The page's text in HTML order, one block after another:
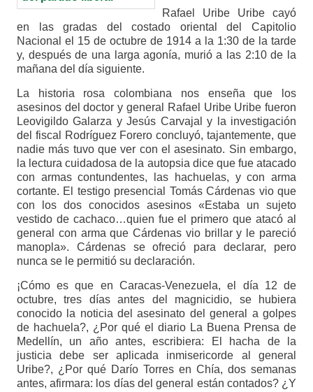
Rafael Uribe Uribe cayó
en las gradas del costado oriental del Capitolio
Nacional el 15 de octubre de 1914 a la 1:30 de la tarde
y, después de una larga agonía, murió a las 2:10 de la
mañana del día siguiente.
La historia rosa colombiana nos enseña que los
asesinos del doctor y general Rafael Uribe Uribe fueron
Leovigildo Galarza y Jesús Carvajal y la investigación
del fiscal Rodríguez Forero concluyó, tajantemente, que
nadie más tuvo que ver con el asesinato. Sin embargo,
la lectura cuidadosa de la autopsia dice que fue atacado
con armas contundentes, las hachuelas, y con arma
cortante. El testigo presencial Tomás Cárdenas vio que
con los dos conocidos asesinos «Estaba un sujeto
vestido de cachaco…quien fue el primero que atacó al
general con arma que Cárdenas vio brillar y le pareció
manopla». Cárdenas se ofreció para declarar, pero
nunca se le permitió su declaración.
¡Cómo es que en Caracas-Venezuela, el día 12 de
octubre, tres días antes del magnicidio, se hubiera
conocido la noticia del asesinato del general a golpes
de hachuela?, ¿Por qué el diario La Buena Prensa de
Medellín, un año antes, escribiera: El hacha de la
justicia debe ser aplicada inmisericorde al general
Uribe?, ¿Por qué Darío Torres en Chía, dos semanas
antes, afirmara: los días del general están contados? ¿Y